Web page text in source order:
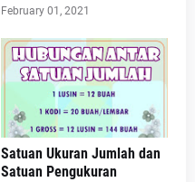
February 01, 2021
Satuan Ukuran Jumlah dan
Satuan Pengukuran